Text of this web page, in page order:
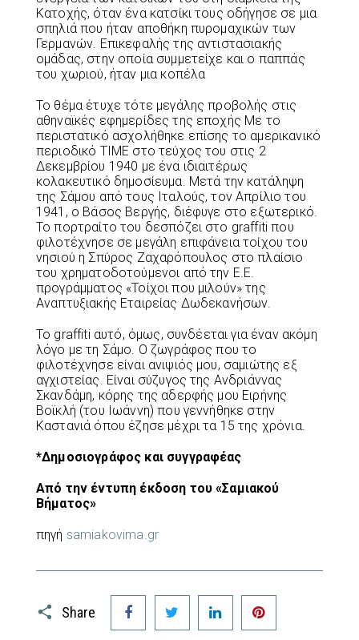
Κατοχής, όταν ένα κατσίκι τους οδήγησε σε μια
σπηλιά που ήταν αποθήκη πυρομαχικών των
Γερμανών. Επικεφαλής της αντιστασιακής
ομάδας, στην οποία συμμετείχε και ο παππάς
του χωριού, ήταν μια κοπέλα
Το θέμα έτυχε τότε μεγάλης προβολής στις
αθηναϊκές εφημερίδες της εποχής Με το
περιστατικό ασχολήθηκε επίσης το αμερικανικό
περιοδικό TIME στο τεύχος του στις 2
Δεκεμβρίου 1940 με ένα ιδιαιτέρως
κολακευτικό δημοσίευμα. Μετά την κατάληψη
της Σάμου από τους Ιταλούς, τον Απρίλιο του
1941, ο Βάσος Βεργής, διέφυγε στο εξωτερικό.
Το πορτραίτο του δεσπόζει στο graffiti που
φιλοτέχνησε σε μεγάλη επιφάνεια τοίχου του
νησιού η Σπύρος Ζαχαρόπουλος στο πλαίσιο
του χρηματοδοτούμενοι από την Ε.Ε.
προγράμματος «Τοίχοι που μιλούν» της
Αναπτυξιακής Εταιρείας Δωδεκανήσων.
Το graffiti αυτό, όμως, συνδέεται για έναν ακόμη
λόγο με τη Σάμο. Ο ζωγράφος που το
φιλοτέχνησε είναι ανιψιός μου, σαμιώτης εξ
αγχιστείας. Είναι σύζυγος της Ανδριάννας
Σκανδάμη, κόρης της αδερφής μου Ειρήνης
Βοϊκλή (του Ιωάννη) που γεννήθηκε στην
Καστανιά όπου έζησε μέχρι τα 15 της χρόνια.
*Δημοσιογράφος και συγγραφέας
Από την έντυπη έκδοση του «Σαμιακού
Βήματος»
πηγή samiakovima.gr
Share
Facebook Twitter LinkedIn